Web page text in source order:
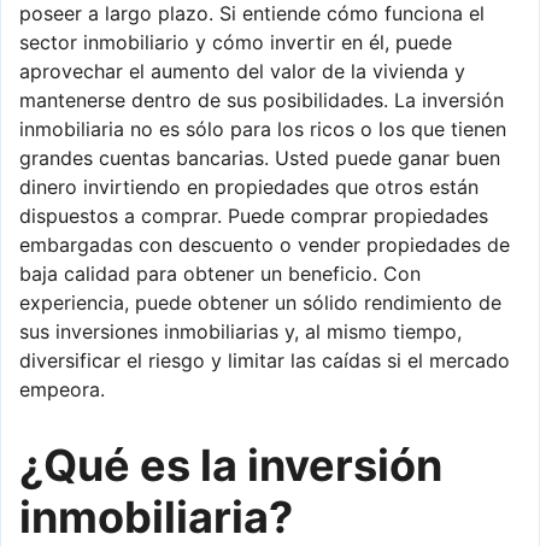
poseer a largo plazo. Si entiende cómo funciona el
sector inmobiliario y cómo invertir en él, puede
aprovechar el aumento del valor de la vivienda y
mantenerse dentro de sus posibilidades. La inversión
inmobiliaria no es sólo para los ricos o los que tienen
grandes cuentas bancarias. Usted puede ganar buen
dinero invirtiendo en propiedades que otros están
dispuestos a comprar. Puede comprar propiedades
embargadas con descuento o vender propiedades de
baja calidad para obtener un beneficio. Con
experiencia, puede obtener un sólido rendimiento de
sus inversiones inmobiliarias y, al mismo tiempo,
diversificar el riesgo y limitar las caídas si el mercado
empeora.
¿Qué es la inversión
inmobiliaria?